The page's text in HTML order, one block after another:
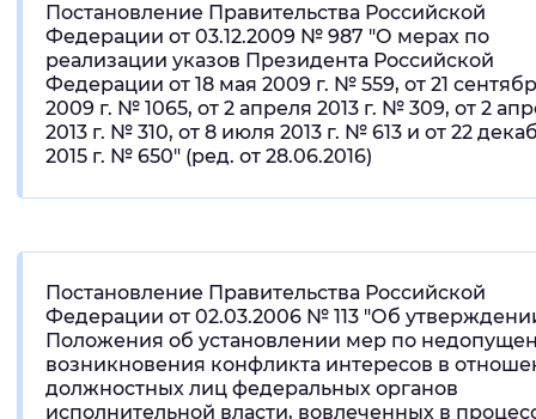
Постановление Правительства Российской
Федерации от 03.12.2009 № 987 "О мерах по
реализации указов Президента Российской
Федерации от 18 мая 2009 г. № 559, от 21
2009 г. № 1065, от 2 апреля 2013 г. № 309, от 2
2013 г. № 310, от 8 июля 2013 г. № 613 и от 22
2015 г. № 650" (ред. от 28.06.2016)
Постановление Правительства Российской
Федерации от 02.03.2006 № 113 "Об
Положения об установлении мер по
возникновения конфликта интересов в
должностных лиц федеральных органов
исполнительной власти, вовлеченных в